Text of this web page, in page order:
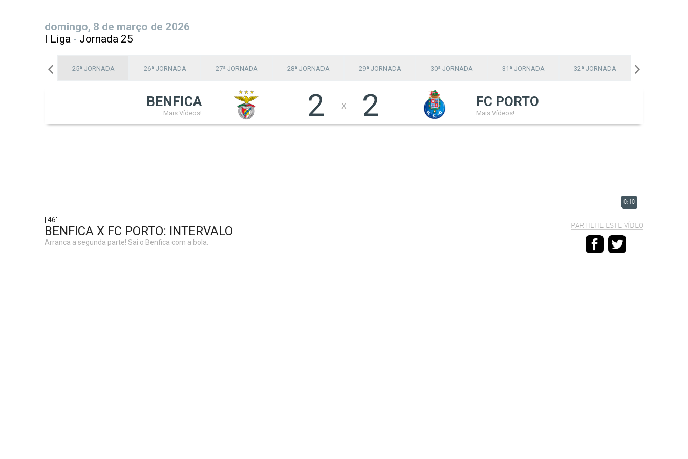
domingo, 8 de março de 2026
I Liga - Jornada 25
25ª JORNADA 26ª JORNADA 27ª JORNADA 28ª JORNADA 29ª JORNADA 30ª JORNADA 31ª JORNADA 32ª JORNADA
BENFICA
Mais Vídeos! 2 x 2 FC PORTO
Mais Vídeos!
0:10
| 46'
BENFICA X FC PORTO: INTERVALO
Arranca a segunda parte! Sai o Benfica com a bola.
PARTILHE ESTE VÍDEO